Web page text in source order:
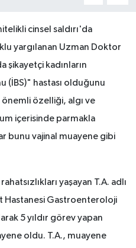
cinsel saldırı'da
yargılanan Uzman Doktor
şikayetçi kadınların
(İBS)" hastası olduğunu
özelliği, algı ve
içerisinde parmakla
bunu vajinal muayene gibi
yaşayan T.A. adlı
Hastanesi Gastroenteroloji
5 yıldır görev yapan
oldu. T.A., muayene